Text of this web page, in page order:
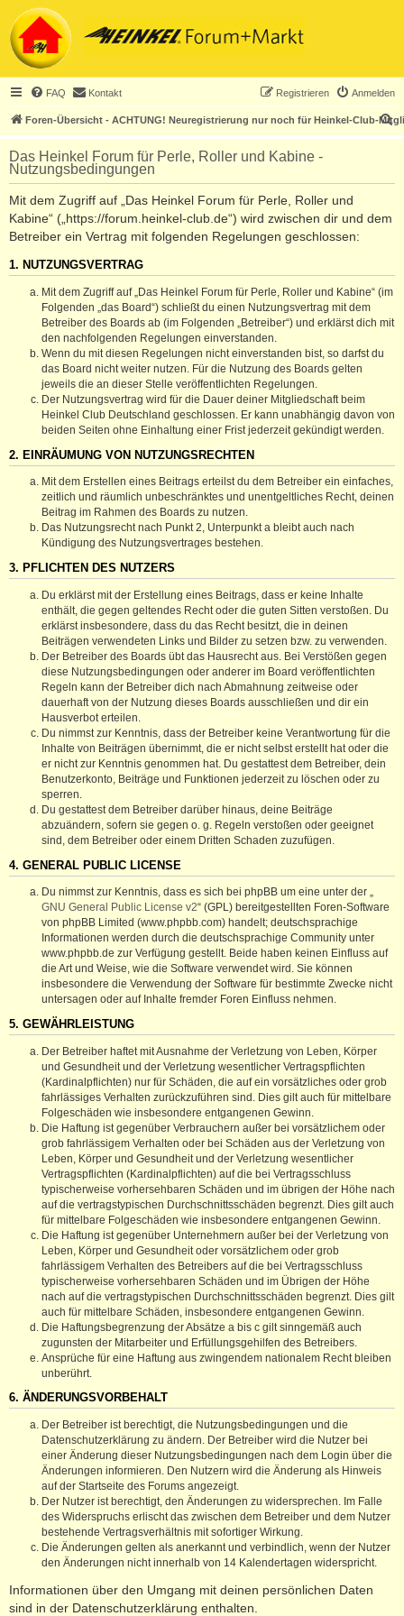
FAQ Kontakt Anmelden
Registrieren
Foren-Übersicht - ACHTUNG! Neuregistrierung nur noch für Heinkel-Club-
S
u
h
Das Heinkel Forum für Perle, Roller und Kabine -
Nutzungsbedingungen
Mit dem Zugriff auf „Das Heinkel Forum für Perle, Roller und
Kabine“ („https://forum.heinkel-club.de“) wird zwischen dir und dem
Betreiber ein Vertrag mit folgenden Regelungen geschlossen:
1. NUTZUNGSVERTRAG
Mit dem Zugriff auf „Das Heinkel Forum für Perle, Roller und Kabine“ (im
Folgenden „das Board“) schließt du einen Nutzungsvertrag mit dem
Betreiber des Boards ab (im Folgenden „Betreiber“) und erklärst dich mit
den nachfolgenden Regelungen einverstanden.
Wenn du mit diesen Regelungen nicht einverstanden bist, so darfst du
das Board nicht weiter nutzen. Für die Nutzung des Boards gelten
jeweils die an dieser Stelle veröffentlichten Regelungen.
Der Nutzungsvertrag wird für die Dauer deiner Mitgliedschaft beim
Heinkel Club Deutschland geschlossen. Er kann unabhängig davon von
beiden Seiten ohne Einhaltung einer Frist jederzeit gekündigt werden.
2. EINRÄUMUNG VON NUTZUNGSRECHTEN
Mit dem Erstellen eines Beitrags erteilst du dem Betreiber ein einfaches,
zeitlich und räumlich unbeschränktes und unentgeltliches Recht, deinen
Beitrag im Rahmen des Boards zu nutzen.
Das Nutzungsrecht nach Punkt 2, Unterpunkt a bleibt auch nach
Kündigung des Nutzungsvertrages bestehen.
3. PFLICHTEN DES NUTZERS
Du erklärst mit der Erstellung eines Beitrags, dass er keine Inhalte
enthält, die gegen geltendes Recht oder die guten Sitten verstoßen. Du
erklärst insbesondere, dass du das Recht besitzt, die in deinen
Beiträgen verwendeten Links und Bilder zu setzen bzw. zu verwenden.
Der Betreiber des Boards übt das Hausrecht aus. Bei Verstößen gegen
diese Nutzungsbedingungen oder anderer im Board veröffentlichten
Regeln kann der Betreiber dich nach Abmahnung zeitweise oder
dauerhaft von der Nutzung dieses Boards ausschließen und dir ein
Hausverbot erteilen.
Du nimmst zur Kenntnis, dass der Betreiber keine Verantwortung für die
Inhalte von Beiträgen übernimmt, die er nicht selbst erstellt hat oder die
er nicht zur Kenntnis genommen hat. Du gestattest dem Betreiber, dein
Benutzerkonto, Beiträge und Funktionen jederzeit zu löschen oder zu
sperren.
Du gestattest dem Betreiber darüber hinaus, deine Beiträge
abzuändern, sofern sie gegen o. g. Regeln verstoßen oder geeignet
sind, dem Betreiber oder einem Dritten Schaden zuzufügen.
4. GENERAL PUBLIC LICENSE
Du nimmst zur Kenntnis, dass es sich bei phpBB um eine unter der „
GNU General Public License v2“ (GPL) bereitgestellten Foren-Software
von phpBB Limited (www.phpbb.com) handelt; deutschsprachige
Informationen werden durch die deutschsprachige Community unter
www.phpbb.de zur Verfügung gestellt. Beide haben keinen Einfluss auf
die Art und Weise, wie die Software verwendet wird. Sie können
insbesondere die Verwendung der Software für bestimmte Zwecke nicht
untersagen oder auf Inhalte fremder Foren Einfluss nehmen.
5. GEWÄHRLEISTUNG
Der Betreiber haftet mit Ausnahme der Verletzung von Leben, Körper
und Gesundheit und der Verletzung wesentlicher Vertragspflichten
(Kardinalpflichten) nur für Schäden, die auf ein vorsätzliches oder grob
fahrlässiges Verhalten zurückzuführen sind. Dies gilt auch für mittelbare
Folgeschäden wie insbesondere entgangenen Gewinn.
Die Haftung ist gegenüber Verbrauchern außer bei vorsätzlichem oder
grob fahrlässigem Verhalten oder bei Schäden aus der Verletzung von
Leben, Körper und Gesundheit und der Verletzung wesentlicher
Vertragspflichten (Kardinalpflichten) auf die bei Vertragsschluss
typischerweise vorhersehbaren Schäden und im übrigen der Höhe nach
auf die vertragstypischen Durchschnittsschäden begrenzt. Dies gilt auch
für mittelbare Folgeschäden wie insbesondere entgangenen Gewinn.
Die Haftung ist gegenüber Unternehmern außer bei der Verletzung von
Leben, Körper und Gesundheit oder vorsätzlichem oder grob
fahrlässigem Verhalten des Betreibers auf die bei Vertragsschluss
typischerweise vorhersehbaren Schäden und im Übrigen der Höhe
nach auf die vertragstypischen Durchschnittsschäden begrenzt. Dies gilt
auch für mittelbare Schäden, insbesondere entgangenen Gewinn.
Die Haftungsbegrenzung der Absätze a bis c gilt sinngemäß auch
zugunsten der Mitarbeiter und Erfüllungsgehilfen des Betreibers.
Ansprüche für eine Haftung aus zwingendem nationalem Recht bleiben
unberührt.
6. ÄNDERUNGSVORBEHALT
Der Betreiber ist berechtigt, die Nutzungsbedingungen und die
Datenschutzerklärung zu ändern. Der Betreiber wird die Nutzer bei
einer Änderung dieser Nutzungsbedingungen nach dem Login über die
Änderungen informieren. Den Nutzern wird die Änderung als Hinweis
auf der Startseite des Forums angezeigt.
Der Nutzer ist berechtigt, den Änderungen zu widersprechen. Im Falle
des Widerspruchs erlischt das zwischen dem Betreiber und dem Nutzer
bestehende Vertragsverhältnis mit sofortiger Wirkung.
Die Änderungen gelten als anerkannt und verbindlich, wenn der Nutzer
den Änderungen nicht innerhalb von 14 Kalendertagen widerspricht.
Informationen über den Umgang mit deinen persönlichen Daten
sind in der Datenschutzerklärung enthalten.